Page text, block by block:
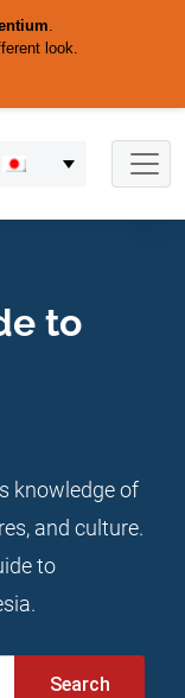
.
look.
to
knowledge of
and culture.
to
Search